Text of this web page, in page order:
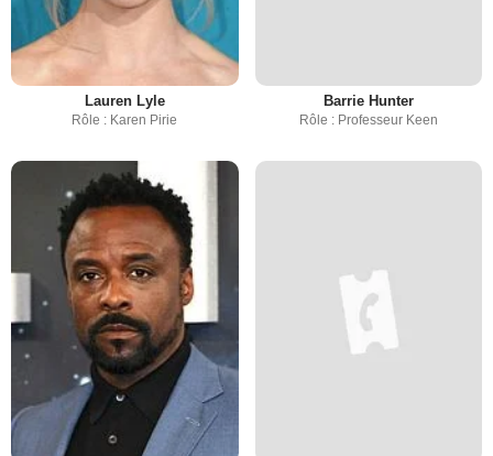
Lauren Lyle
Rôle : Karen Pirie
Barrie Hunter
Rôle : Professeur Keen